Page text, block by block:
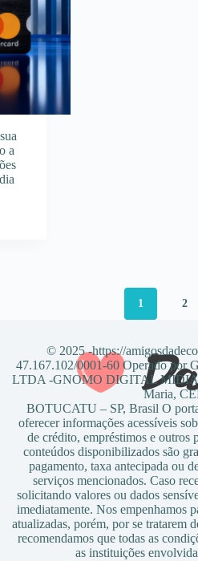
a
1 2
© 2025 -https://
47.167.102/0001-60 Operado
LTDA -GNOMO DIGITAL MIDIA
Maria,
BOTUCATU – SP, Brasil O
oferecer informações acessíveis
de crédito, empréstimos e outros
conteúdos disponibilizados são
pagamento, taxa antecipada ou
serviços mencionados. Caso
solicitando valores ou dados
imediatamente. Nos empenhamos
atualizadas, porém, por se tratarem
recomendamos que todas as
as instituições